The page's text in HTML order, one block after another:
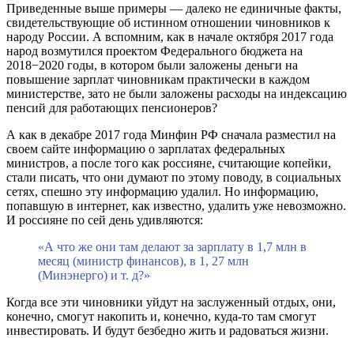
Приведенные выше примеры — далеко не единичные факты,
свидетельствующие об истинном отношении чиновников к
народу России. А вспомним, как в начале октября 2017 года
народ возмутился проектом Федерального бюджета на
2018−2020 годы, в котором были заложены деньги на
повышение зарплат чиновникам практически в каждом
министерстве, зато не были заложены расходы на индексацию
пенсий для работающих пенсионеров?
А как в декабре 2017 года Минфин РФ сначала разместил на
своем сайте информацию о зарплатах федеральных
министров, а после того как россияне, считающие копейки,
стали писать, что они думают по этому поводу, в социальных
сетях, спешно эту информацию удалил. Но информацию,
попавшую в интернет, как известно, удалить уже невозможно.
И россияне по сей день удивляются:
«А что же они там делают за зарплату в 1,7 млн в
месяц (министр финансов), в 1, 27 млн
(Минэнерго) и т. д?»
Когда все эти чиновники уйдут на заслуженный отдых, они,
конечно, смогут накопить и, конечно, куда-то там смогут
инвестировать. И будут безбедно жить и радоваться жизни.